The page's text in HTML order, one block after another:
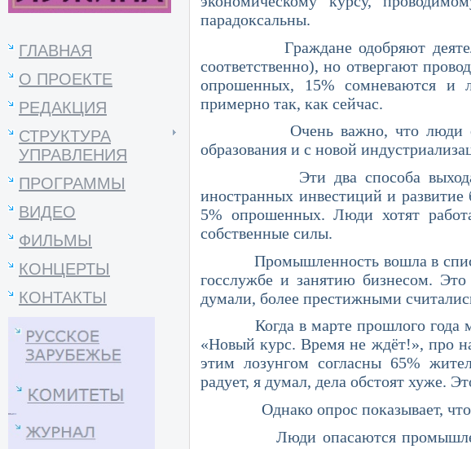
ГЛАВНАЯ
О ПРОЕКТЕ
РЕДАКЦИЯ
СТРУКТУРА
УПРАВЛЕНИЯ
ПРОГРАММЫ
ВИДЕО
ФИЛЬМЫ
КОНЦЕРТЫ
КОНТАКТЫ
парадоксальны.
Граждане одобряют
соответственно), но отвергают
опрошенных, 15% сомневаются и
примерно так, как сейчас.
Очень важно, что люди
образования и с новой
Эти два способа выхода из
иностранных инвестиций и
5% опрошенных. Люди хотят
собственные силы.
Промышленность вошла в список
госслужбе и занятию бизнесом.
думали, более престижными
Когда в марте прошлого года мы
«Новый курс. Время не ждёт!», про
этим лозунгом согласны 65%
радует, я думал, дела обстоят хуже.
Однако опрос показывает, что
Люди опасаются